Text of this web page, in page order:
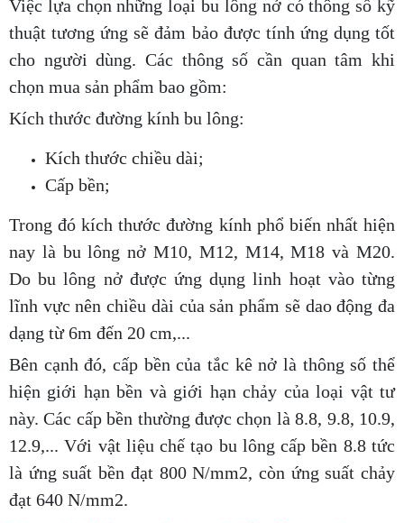
Việc lựa chọn những loại bu lông nở có thông số kỹ
thuật tương ứng sẽ đảm bảo được tính ứng dụng tốt
cho người dùng. Các thông số cần quan tâm khi
chọn mua sản phẩm bao gồm:
Kích thước đường kính bu lông:
Kích thước chiều dài;
Cấp bền;
Trong đó kích thước đường kính phổ biến nhất hiện
nay là bu lông nở M10, M12, M14, M18 và M20.
Do bu lông nở được ứng dụng linh hoạt vào từng
lĩnh vực nên chiều dài của sản phẩm sẽ dao động đa
dạng từ 6m đến 20 cm,...
Bên cạnh đó, cấp bền của tắc kê nở là thông số thể
hiện giới hạn bền và giới hạn chảy của loại vật tư
này. Các cấp bền thường được chọn là 8.8, 9.8, 10.9,
12.9,... Với vật liệu chế tạo bu lông cấp bền 8.8 tức
là ứng suất bền đạt 800 N/mm2, còn ứng suất chảy
đạt 640 N/mm2.